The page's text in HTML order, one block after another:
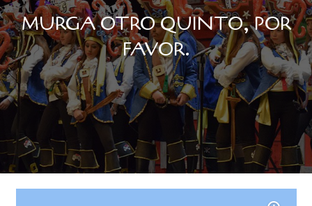
MURGA OTRO QUINTO, POR
FAVOR.